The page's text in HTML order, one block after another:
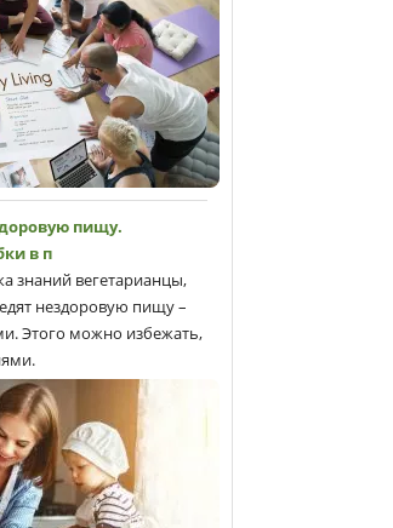
пищу.
в п
знаний вегетарианцы,
нездоровую пищу –
Этого можно избежать,